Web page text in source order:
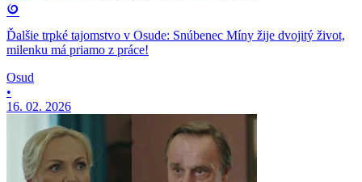
Ďalšie trpké tajomstvo v Osude: Snúbenec Míny žije dvojitý život,
milenku má priamo z práce!
Osud
•
16. 02. 2026